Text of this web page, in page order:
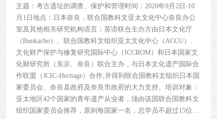
围的文物保护工程责任工程师资格。 第二十二条 各级文物行
政部门应按照《全国重点文物保护单位文物保护工程竣工验收
管理暂行办法》要求，及时组织开展辖区内文物保护工程的竣
工验收。 第二十三条 竣工验收后，业主单位应组织开展文物
日常巡查、保养维护、隐患排查等工作，持续跟踪工程效果。
省级文物行政部门督促、指导市县级文物行政部门做好上述工
作的日常监管。 第二十四条 国家文物局组织协调相关各方建
立文物保护工程信息共享机制，掌握工程进展情况，加强工程
进度监管。 第二十五条 国家文物局根据文物保护工程进展情
况，对价值重要、实施难度大、社会关注度高或长期未实施的
年，新修订的《操作指南》在全文的诸多章节中，进行20多次
关于可持续发展的修订，积极呼应了《2030年议程》，同时关
注到在世界遗产工作中的土著居民、社区参与、性别平等、文
化多样性等可持续发展问题。国际援助程序《公约》中的国际
援助是指向加入《公约》的缔约国提供经济支援，以帮助它们
保护列入《世界遗产名录》或《濒危世界遗产名录》的文化和
自然遗产。目前，已有来自意大利、芬兰、印度、韩国、法
国、日本、荷兰、德国、土耳其、菲律宾资助的13个基金项目
可以申请。2019年，新修订的《操作指南》将原规定中，“咨
询机构评估预算超过5,000美元的所有请求，低于该预算门槛
价值。真实性在1964年颁布的《威尼斯宪章》中首次得到国际
遗产界的共识，并于1978年被写进第一版《实施世界遗产公约
的操作指南》。中国于1985年加入《世界遗产公约》以来，真
实性概念逐渐进入中国文化遗产话语体系中。自2004年中国加
入《保护非物质文化遗产公约》以来，民俗学界关注传统文
化“本真性”的传统和文化遗产界坚持“原真性”的立场，逐渐影
响到中国非物质文化遗产（非遗）的保护理念，于是，真实性
概念作为非遗保护原则于2005年首次写入《国务院关于加强我
国非物质文化遗产保护工作的意见》，并于2011年被吸收进
《非物质文化遗产法》。在物质文化遗产保护领域，真实性构
主题：考古遗址的调查、保护和管理时间：2020年9月2日-10
月1日地点：日本奈良，联合国教科文亚太文化中心奈良办公
室及其他相关研究机构语言：英语联合主办方由日本文化厅
（Bunkacho）、联合国教科文组织亚太文化中心（ACCU）、
文化财产保护与修复研究国际中心（ICCROM）和日本国家文
化财研究所（东京、奈良）联合主办，与日本文化遗产国际合
作联盟（JCIC-Heritage）合作,并得到联合国教科文组织日本国
家委员会、奈良县政府及奈良市政府的大力支持。培训对象：
亚太地区42个国家的青年遗产从业者，须由该国联合国教科文
组织国家委员会推荐，原则每国家一名，总学员不超过15位。